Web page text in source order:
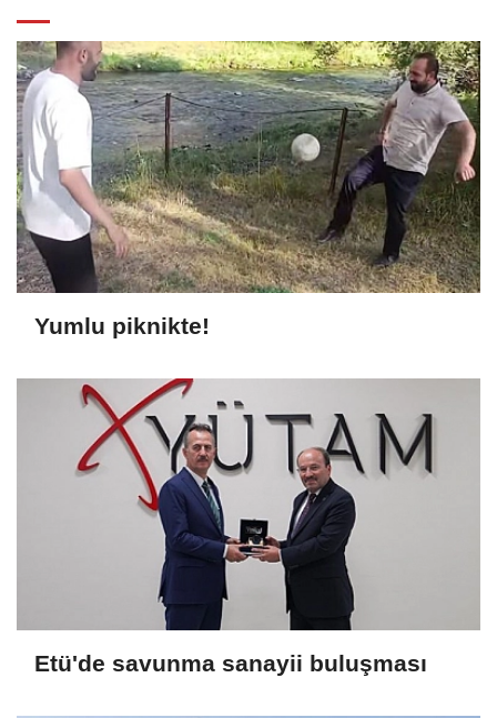
Yumlu piknikte!
Etü'de savunma sanayii buluşması